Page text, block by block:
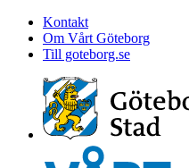
Kontakt
Om Vårt Göteborg
Till goteborg.se